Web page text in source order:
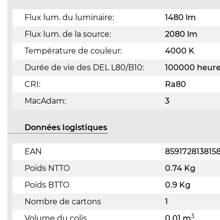
Flux lum. du luminaire:
1480 lm
Flux lum. de la source:
2080 lm
Température de couleur:
4000 K
Durée de vie des DEL L80/B10:
100000
CRI:
Ra80
MacAdam:
3
Données logistiques
EAN
Poids NTTO
0.74 Kg
Poids BTTO
0.9 Kg
Nombre de cartons
1
3